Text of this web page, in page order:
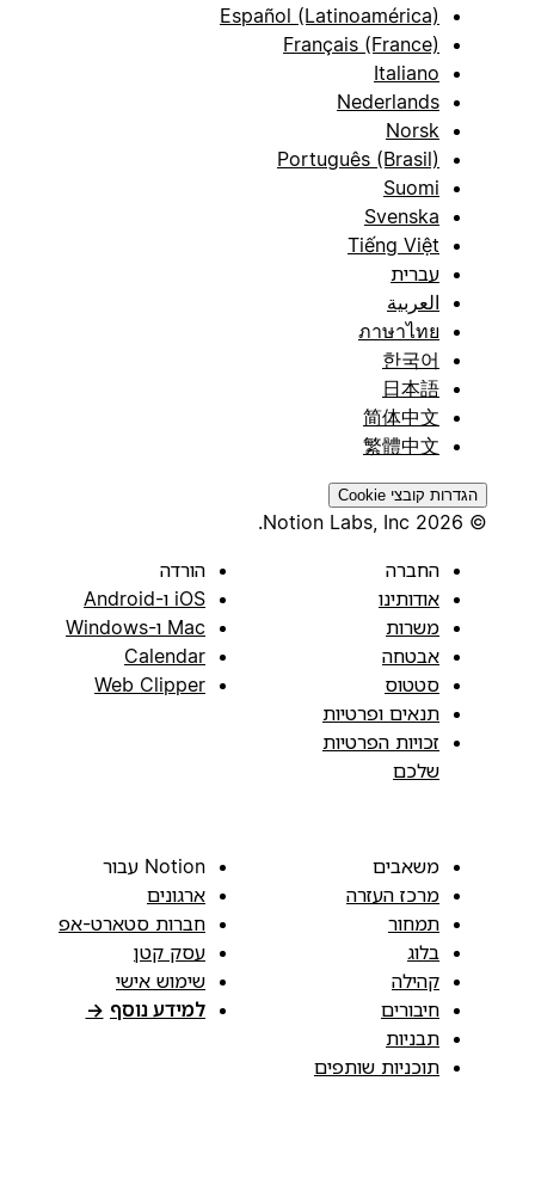
Español (Latinoamérica)
Français (France)
Italiano
Nederlands
Norsk
Português (Brasil)
Suomi
Svenska
Tiếng Việt
עברית
العربية
ภาษาไทย
한국어
日本語
简体中文
繁體中文
הגדרות קובצי Cookie
החברה
אודותינו
משרות
אבטחה
סטטוס
תנאים ופרטיות
זכויות הפרטיות
שלכם
הורדה
iOS ו-Android
Mac ו-Windows
Calendar
Web Clipper
משאבים
מרכז העזרה
תמחור
בלוג
קהילה
חיבורים
תבניות
תוכניות שותפים
Notion עבור
ארגונים
חברות סטארט-אפ
עסק קטן
שימוש אישי
למידע נוסף →